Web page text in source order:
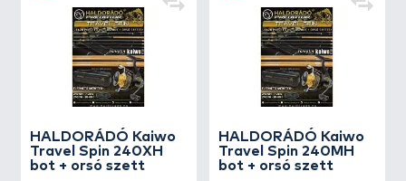
HALDORÁDÓ Kaiwo
Travel Spin 240XH
bot + orsó szett
HALDORÁDÓ Kaiwo
Travel Spin 240MH
bot + orsó szett